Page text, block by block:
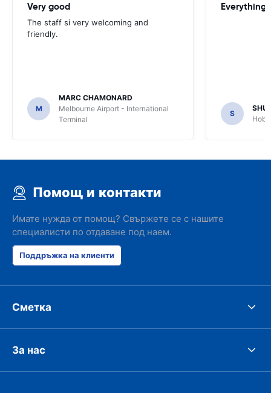
Very good
The staff si very welcoming and
friendly.
M
MARC CHAMONARD
Melbourne Airport - International
Terminal
Everything
S
Помощ и контакти
Имате нужда от помощ? Свържете се с нашите
специалисти по отдаване под наем.
Поддръжка на клиенти
Сметка
За нас